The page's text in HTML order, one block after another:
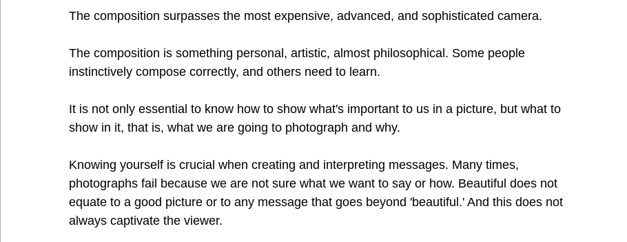
The composition surpasses the most expensive, advanced, and sophisticated camera.
The composition is something personal, artistic, almost philosophical. Some people
instinctively compose correctly, and others need to learn.
It is not only essential to know how to show what's important to us in a picture, but what to
show in it, that is, what we are going to photograph and why.
Knowing yourself is crucial when creating and interpreting messages. Many times,
photographs fail because we are not sure what we want to say or how. Beautiful does not
equate to a good picture or to any message that goes beyond 'beautiful.' And this does not
always captivate the viewer.